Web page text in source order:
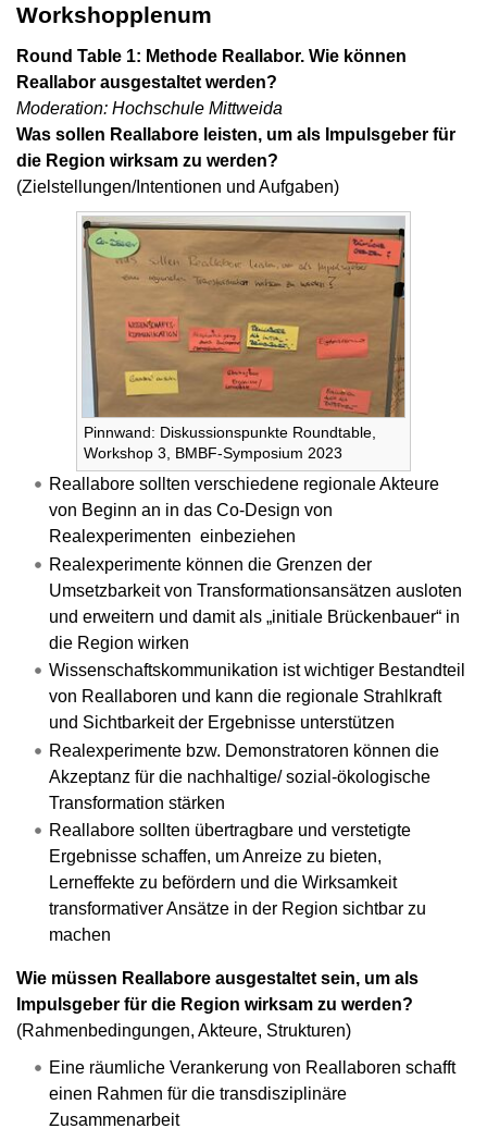
Workshopplenum
Round Table 1: Methode Reallabor. Wie können
Reallabor ausgestaltet werden?
Moderation: Hochschule Mittweida
Was sollen Reallabore leisten, um als Impulsgeber für
die Region wirksam zu werden?
(Zielstellungen/Intentionen und Aufgaben)
Pinnwand: Diskussionspunkte Roundtable,
Workshop 3, BMBF-Symposium 2023
Reallabore sollten verschiedene regionale Akteure
von Beginn an in das Co-Design von
Realexperimenten einbeziehen
Realexperimente können die Grenzen der
Umsetzbarkeit von Transformationsansätzen ausloten
und erweitern und damit als „initiale Brückenbauer“ in
die Region wirken
Wissenschaftskommunikation ist wichtiger Bestandteil
von Reallaboren und kann die regionale Strahlkraft
und Sichtbarkeit der Ergebnisse unterstützen
Realexperimente bzw. Demonstratoren können die
Akzeptanz für die nachhaltige/ sozial-ökologische
Transformation stärken
Reallabore sollten übertragbare und verstetigte
Ergebnisse schaffen, um Anreize zu bieten,
Lerneffekte zu befördern und die Wirksamkeit
transformativer Ansätze in der Region sichtbar zu
machen
Wie müssen Reallabore ausgestaltet sein, um als
Impulsgeber für die Region wirksam zu werden?
(Rahmenbedingungen, Akteure, Strukturen)
Eine räumliche Verankerung von Reallaboren schafft
einen Rahmen für die transdisziplinäre
Zusammenarbeit